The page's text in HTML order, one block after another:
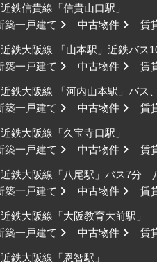
鉄信貴線「信貴山口駅」
築一戸建て
中古物件 賃
鉄大阪線 「山本駅」近鉄バス
築一戸建て
中古物件 賃
鉄大阪線 「河内山本駅」バス
築一戸建て
中古物件 賃
鉄大阪線「久宝寺口駅」
築一戸建て
中古物件 賃
鉄大阪線「八尾駅」バス7分
築一戸建て
中古物件 賃
鉄大阪線「大阪教育大前駅」
築一戸建て
中古物件 賃
鉄大阪線「恩智駅」